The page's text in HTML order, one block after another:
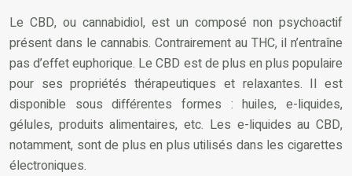
Le CBD, ou cannabidiol, est un composé non psychoactif
présent dans le cannabis. Contrairement au THC, il n’entraîne
pas d’effet euphorique. Le CBD est de plus en plus populaire
pour ses propriétés thérapeutiques et relaxantes. Il est
disponible sous différentes formes : huiles, e-liquides,
gélules, produits alimentaires, etc. Les e-liquides au CBD,
notamment, sont de plus en plus utilisés dans les cigarettes
électroniques.